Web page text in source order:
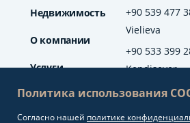
+90 539 477
Vielieva
+90 533 399
Kendisever
Недвижимость
О компании
Услуги
Отзывы
Политика использования
Согласно нашей политике